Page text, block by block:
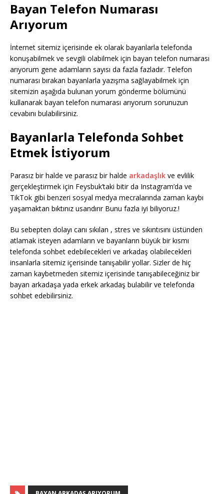
Bayan Telefon Numarası
Arıyorum
İnternet sitemiz içerisinde ek olarak bayanlarla telefonda
konuşabilmek ve sevgili olabilmek için bayan telefon numarası
arıyorum gene adamların sayısı da fazla fazladır. Telefon
numarası bırakan bayanlarla yazışma sağlayabilmek için
sitemizin aşağıda bulunan yorum gönderme bölümünü
kullanarak bayan telefon numarası arıyorum sorunuzun
cevabını bulabilirsiniz.
Bayanlarla Telefonda Sohbet
Etmek İstiyorum
Parasız bir halde ve parasız bir halde arkadaşlık ve evlilik
gerçekleştirmek için Feysbuk’taki bitir da Instagram’da ve
TikTok gibi benzeri sosyal medya mecralarında zaman kaybı
yaşamaktan bıktınız usandırır Bunu fazla iyi biliyoruz.!
Bu sebepten dolayı canı sıkılan , stres ve sıkıntısını üstünden
atlamak isteyen adamların ve bayanların büyük bir kısmı
telefonda sohbet edebilecekleri ve arkadaş olabilecekleri
insanlarla sitemiz içerisinde tanışabilir yollar. Sizler de hiç
zaman kaybetmeden sitemiz içerisinde tanışabileceğiniz bir
bayan arkadaşa yada erkek arkadaş bulabilir ve telefonda
sohbet edebilirsiniz.